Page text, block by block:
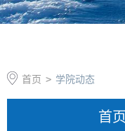
首页 > 学院动态
首页